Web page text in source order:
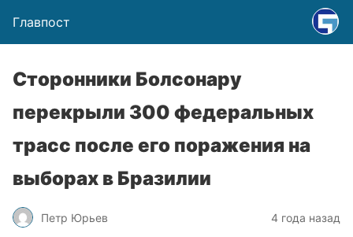
Главпост
Сторонники Болсонару
перекрыли 300 федеральных
трасс после его поражения на
выборах в Бразилии
Петр Юрьев 4 года назад